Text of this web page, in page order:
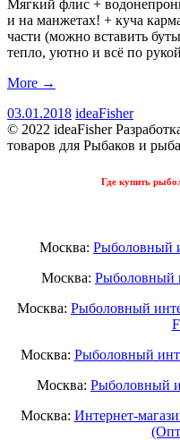
Мягкий флис +
и на манжетах! + куча
части (можно вставить
тепло, уютно и всё по
More →
03.01.2018 ideaFisher
© 2022 ideaFisher
товаров для Рыбаков и
Где купить
Москва: Рыболовный
Москва: Рыболовный
Москва: Рыболовный
Москва: Рыболовный
Москва: Рыболовный
Москва: Интернет-